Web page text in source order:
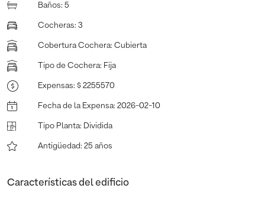
Baños: 5
Cocheras: 3
Cobertura Cochera: Cubierta
Tipo de Cochera: Fija
Expensas: $ 2255570
Fecha de la Expensa: 2026-02-10
Tipo Planta: Dividida
Antigüedad: 25 años
Características del edificio